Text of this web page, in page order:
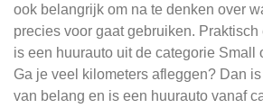
ook belangrijk om na te denken over
precies voor gaat gebruiken.
is een huurauto uit de categorie Small
Ga je veel kilometers afleggen? Dan
van belang en is een huurauto vanaf